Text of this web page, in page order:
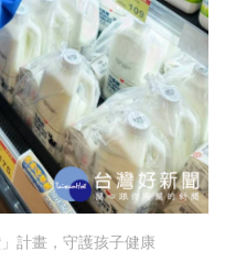
計畫，守護孩子健康